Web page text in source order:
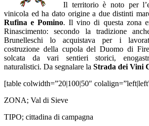
Il territorio è noto per
vinicola ed ha dato origine a due distinti
Rufina e Pomino. Il vino di questa zona
Rinascimento: secondo la tradizione
Brunelleschi lo acquistava per i
costruzione della cupola del Duomo di
solcata da vari sentieri storici,
naturalistici. Da segnalare la Strada dei Vini
[table colwidth=”20|100|50″
ZONA; Val di Sieve
TIPO; cittadina di campagna